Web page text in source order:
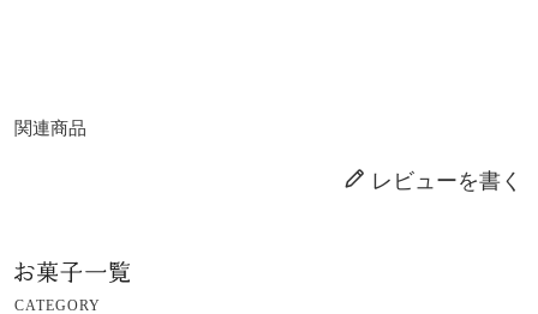
関連商品
レビューを書く
CATEGORY